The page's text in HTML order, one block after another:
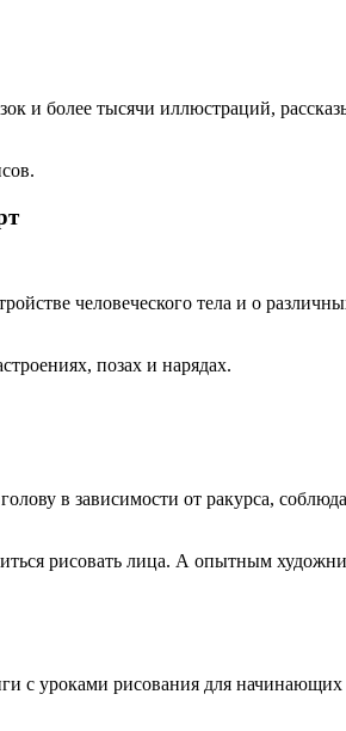
и более тысячи иллюстраций,
человеческого тела и о
позах и нарядах.
в зависимости от ракурса,
рисовать лица. А опытным
с уроками рисования для начинающих